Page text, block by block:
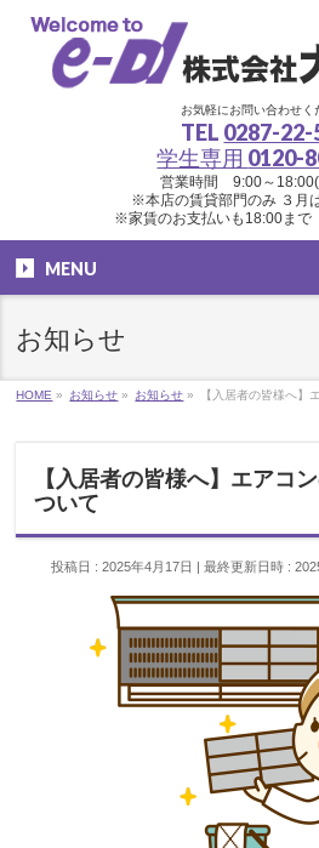
お気軽にお問い合わせく
TEL 0287-22-
学生専用 0120-
営業時間 9:00～
※本店の賃貸部門のみ ３月
※家賃のお支払いも18:00まで
MENU
お知らせ
HOME » お知らせ » お知らせ » 【入居者の皆様へ】
【入居者の皆様へ】エアコ
ついて
投稿日 : 2025年4月17日 最終更新日時 :